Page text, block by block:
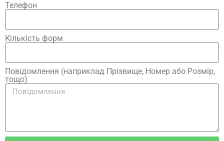
Телефон
Кількість форм
Повідомлення (наприклад Прізвище, Номер або Розмір,
тощо)